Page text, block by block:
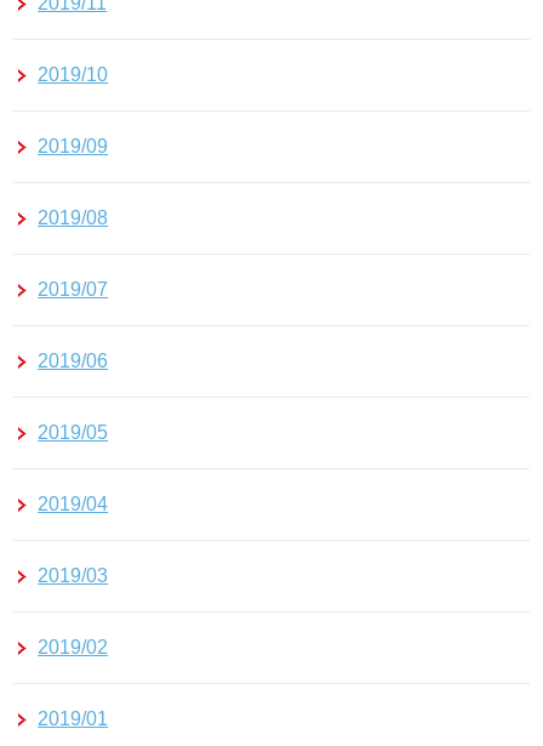
2019/10
2019/09
2019/08
2019/07
2019/06
2019/05
2019/04
2019/03
2019/02
2019/01